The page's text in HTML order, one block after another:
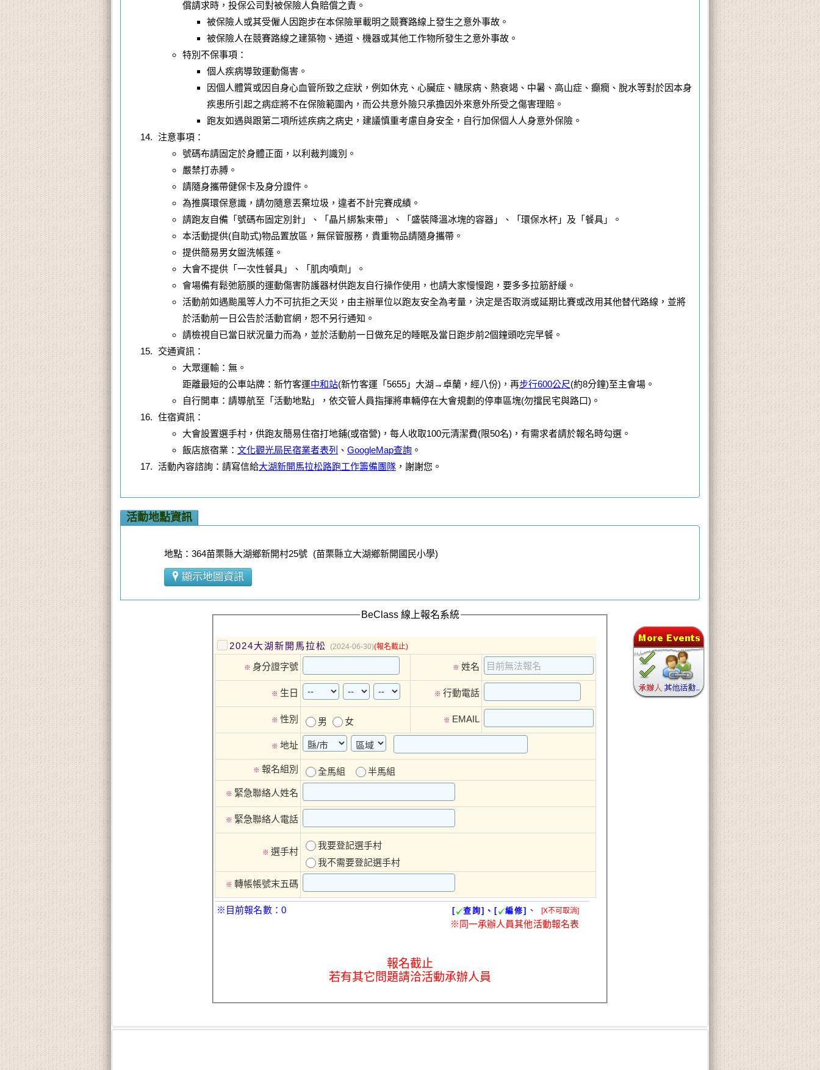
償請求時，投保公司對被保險人負賠償之責。
被保險人或其受僱人因跑步在本保險單載明之競賽路線上發生之意外事故。
被保險人在競賽路線之建築物、通道、機器或其他工作物所發生之意外事故。
特別不保事項：
個人疾病導致運動傷害。
因個人體質或因自身心血管所致之症狀，例如休克、心臟症、糖尿病、熱衰竭、中暑、高山症、癲癇、脫水等對於因本身
疾患所引起之病症將不在保險範圍內，而公共意外險只承擔因外來意外所受之傷害理賠。
跑友如遇與跟第二項所述疾病之病史，建議慎重考慮自身安全，自行加保個人人身意外保險。
注意事項：
號碼布請固定於身體正面，以利裁判識別。
嚴禁打赤膊。
請隨身攜帶健保卡及身分證件。
為推廣環保意識，請勿隨意丟棄垃圾，違者不計完賽成績。
請跑友自備「號碼布固定別針」、「晶片綁紮束帶」、「盛裝降溫冰塊的容器」、「環保水杯」及「餐具」。
本活動提供(自助式)物品置放區，無保管服務，貴重物品請隨身攜帶。
提供簡易男女盥洗帳篷。
大會不提供「一次性餐具」、「肌肉噴劑」。
會場備有鬆弛筋膜的運動傷害防護器材供跑友自行操作使用，也請大家慢慢跑，要多多拉筋舒緩。
活動前如遇颱風等人力不可抗拒之天災，由主辦單位以跑友安全為考量，決定是否取消或延期比賽或改用其他替代路線，並將
於活動前一日公告於活動官網，恕不另行通知。
請檢視自已當日狀況量力而為，並於活動前一日做充足的睡眠及當日跑步前2個鐘頭吃完早餐。
交通資訊：
大眾運輸：無。
距離最短的公車站牌：新竹客運中和站(新竹客運「5655」大湖→卓蘭，經八份)，再步行600公尺(約8分鐘)至主會場。
自行開車：請導航至「活動地點」，依交管人員指揮將車輛停在大會規劃的停車區塊(勿擋民宅與路口)。
住宿資訊：
大會設置選手村，供跑友簡易住宿打地鋪(或宿營)，每人收取100元清潔費(限50名)，有需求者請於報名時勾選。
飯店旅宿業： 文化觀光局民宿業者表列 、 GoogleMap查詢 。
活動內容諮詢：請寫信給大湖新開馬拉松路跑工作籌備團隊 ，謝謝您。
活動地點資訊
地點：364苗栗縣大湖鄉新開村25號 (苗栗縣立大湖鄉新開國民小學)
顯示地圖資訊
BeClass 線上報名系統
2024大湖新開馬拉松 (2024-06-30)(報名截止)
※ 身分證字號 ※ 姓名
※ 生日 ※ 行動電話
※ 性別 男 女 ※ EMAIL
※ 地址
※ 報名組別 全馬組 半馬組
※ 緊急聯絡人姓名
※ 緊急聯絡人電話
※ 選手村
我要登記選手村
我不需要登記選手村
※ 轉帳帳號末五碼
※目前報名數：0 [ 查詢]、[ 編修] 、 [X不可取消]
※同一承辦人員其他活動報名表
報名截止
若有其它問題請洽活動承辦人員